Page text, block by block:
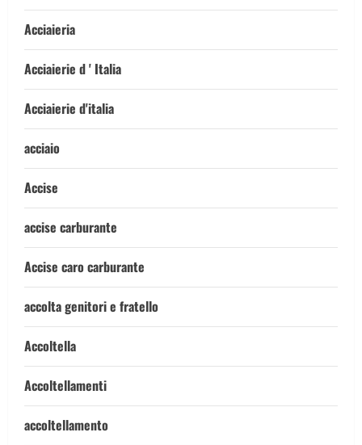
Acciaieria
Acciaierie d ' Italia
Acciaierie d'italia
acciaio
Accise
accise carburante
Accise caro carburante
accolta genitori e fratello
Accoltella
Accoltellamenti
accoltellamento